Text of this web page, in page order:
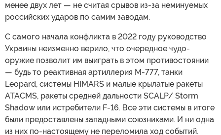
менее двух лет — не считая срывов из-за неминуемых
российских ударов по самим заводам.
С самого начала конфликта в 2022 году руководство
Украины неизменно верило, что очередное чудо-
оружие позволит им выиграть в этом противостоянии
— будь то реактивная артиллерия M-777, танки
Leopard, системы HIMARS и малые крылатые ракеты
ATACMS, ракеты средней дальности SCALP/ Storm
Shadow или истребители F-16. Все эти системы в итоге
были предоставлены западными союзниками. И ни одна
из них по-настоящему не переломила ход событий.